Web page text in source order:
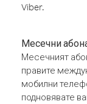
Viber.
Месечни
Месечният
правите
мобилни
подновявате